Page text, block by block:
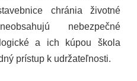
chránia životné
nebezpečné
a ich kúpou škola
prístup k udržateľnosti.